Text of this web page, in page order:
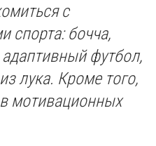
с
спорта: бочча,
футбол,
лука. Кроме того,
мотивационных